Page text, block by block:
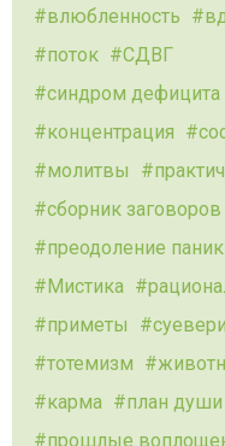
влюбленность
поток
СДВГ
синдром дефицита
концентрация
молитвы
сборник заговоров
преодоление
Мистика
приметы
тотемизм
карма
план души
прошлые